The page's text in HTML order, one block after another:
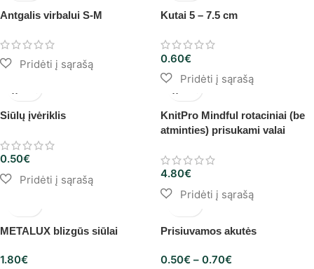
Antgalis virbalui S-M Kutai 5 – 7.5 cm
0.60€
Siūlų įvėriklis
0.50€
KnitPro Mindful rotaciniai (be
atminties) prisukami valai
4.80€
METALUX blizgūs siūlai
1.80€
Prisiuvamos akutės
0.50€ – 0.70€